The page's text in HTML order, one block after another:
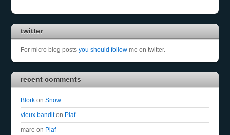
twitter
For micro blog postsyou should follow me on twitter.
recent comments
Blork onSnow
vieux banditon Piaf
mare on Piaf